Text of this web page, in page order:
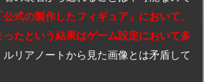
「公式の製作したフィギュア」において、
たという結果はゲーム設定において多
ルリアノートから見た画像とは矛盾して